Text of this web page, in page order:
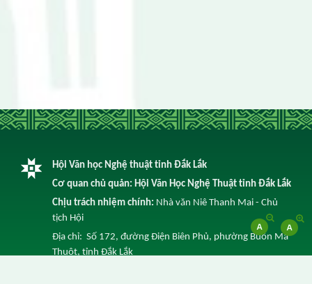
Hội Văn học Nghệ thuật tỉnh Đắk Lắk
Cơ quan chủ quản: Hội Văn Học Nghệ Thuật tỉnh Đắk Lắk
Chịu trách nhiệm chính: Nhà văn Niê Thanh Mai - Chủ
tịch Hội
Địa chỉ: Số 172, đường Điện Biên Phủ, phường Buôn Ma
Thuột, tỉnh Đắk Lắk